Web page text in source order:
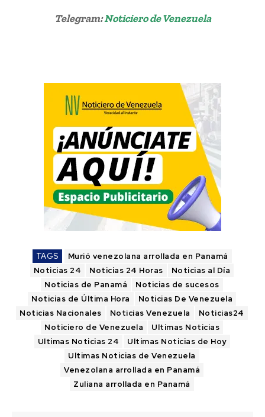
Telegram:Noticiero de Venezuela
TAGS
Murió venezolana arrollada en Panamá
Noticias 24
Noticias 24 Horas
Noticias al Día
Noticias de Panamá
Noticias de sucesos
Noticias de Última Hora
Noticias De Venezuela
Noticias Nacionales
Noticias Venezuela
Noticias24
Noticiero de Venezuela
Ultimas Noticias
Ultimas Noticias 24
Ultimas Noticias de Hoy
Ultimas Noticias de Venezuela
Venezolana arrollada en Panamá
Zuliana arrollada en Panamá